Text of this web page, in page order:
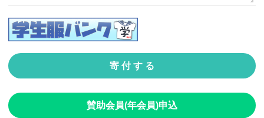
寄 付 す る
賛助会員(年会員)申込